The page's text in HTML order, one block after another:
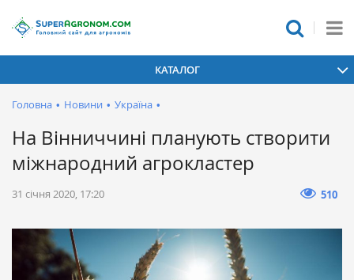
КАТАЛОГ
Головна • Новини • Україна •
На Вінниччині планують створити
міжнародний агрокластер
31 січня 2020, 17:20 510